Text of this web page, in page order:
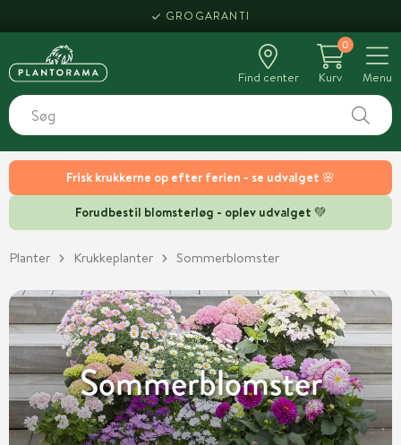
Frisk krukkerne op efter ferien - se udvalget 🌸
Forudbestil blomsterløg - oplev udvalget 💚
HENT SAMME DAG
Find center
0
Kurv
Menu
Planter Krukkeplanter Sommerblomster
Sommerblomster